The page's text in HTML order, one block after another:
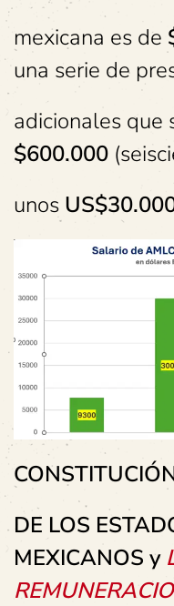
mexicana es de
una serie de
adicionales que
$600.000
unos US
DE LOS
MEXICANOS y